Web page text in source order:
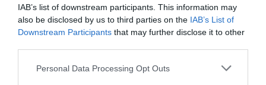
IAB’s list of downstream participants. This information may
also be disclosed by us to third parties on the IAB’s List of
Downstream Participants that may further disclose it to other
Please note that this website/app uses one or more Google
Personal Data Processing Opt Outs